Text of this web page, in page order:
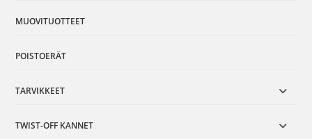
MUOVITUOTTEET
POISTOERÄT
TARVIKKEET
TWIST-OFF KANNET